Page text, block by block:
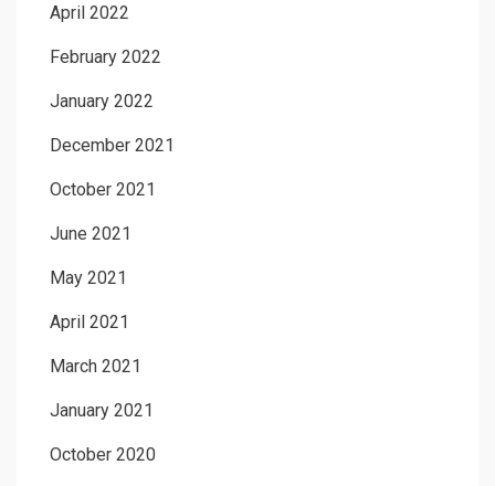
April 2022
February 2022
January 2022
December 2021
October 2021
June 2021
May 2021
April 2021
March 2021
January 2021
October 2020